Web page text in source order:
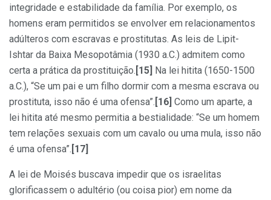
integridade e estabilidade da família. Por exemplo, os
homens eram permitidos se envolver em relacionamentos
adúlteros com escravas e prostitutas. As leis de Lipit-
Ishtar da Baixa Mesopotâmia (1930 a.C.) admitem como
certa a prática da prostituição. [15] Na lei hitita (1650-1500
a.C.), “Se um pai e um filho dormir com a mesma escrava ou
prostituta, isso não é uma ofensa”. [16] Como um aparte, a
lei hitita até mesmo permitia a bestialidade: “Se um homem
tem relações sexuais com um cavalo ou uma mula, isso não
é uma ofensa”. [17]
A lei de Moisés buscava impedir que os israelitas
glorificassem o adultério (ou coisa pior) em nome da